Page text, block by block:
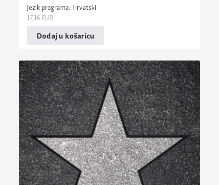
Jezik programa: Hrvatski
17,16EUR
Dodaj u košaricu